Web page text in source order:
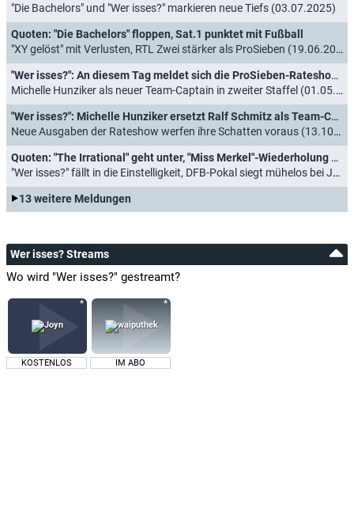
"Die Bachelors" und "Wer isses?" markieren neue Tiefs (03.07.2025)
Quoten: "Die Bachelors" floppen, Sat.1 punktet mit Fußball
"XY gelöst" mit Verlusten, RTL Zwei stärker als ProSieben (19.06.2025)
"Wer isses?": An diesem Tag meldet sich die ProSieben-Rateshow zurück
Michelle Hunziker als neuer Team-Captain in zweiter Staffel (01.05.2025)
"Wer isses?": Michelle Hunziker ersetzt Ralf Schmitz als Team-Captain
Neue Ausgaben der Rateshow werfen ihre Schatten voraus (13.10.2024)
Quoten: "The Irrational" geht unter, "Miss Merkel"-Wiederholung überzeugt insgesamt
"Wer isses?" fällt in die Einstelligkeit, DFB-Pokal siegt mühelos bei Jung und Alt (13.03.2024)
13 weitere Meldungen
Wer isses? Streams
Wo wird "Wer isses?" gestreamt?
KOSTENLOS IM ABO